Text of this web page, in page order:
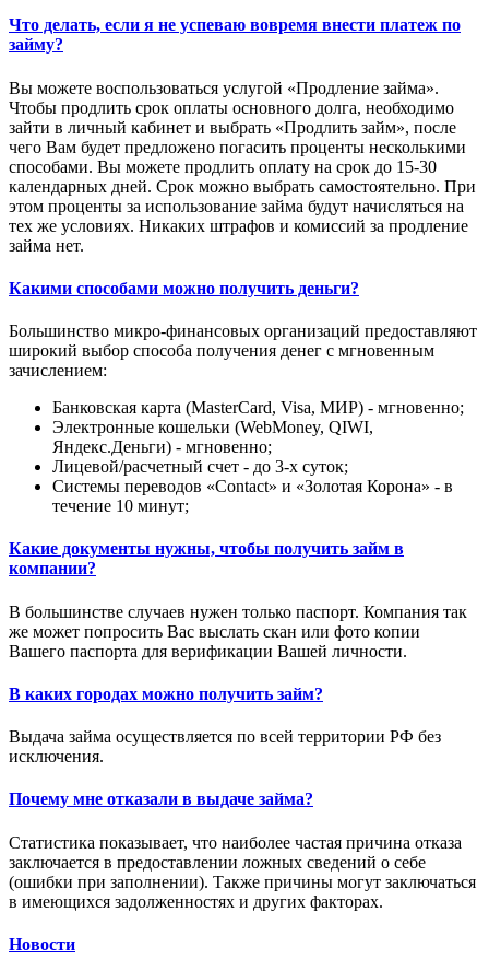
Что делать, если я не успеваю вовремя внести платеж по
займу?
Вы можете воспользоваться услугой «Продление займа».
Чтобы продлить срок оплаты основного долга, необходимо
зайти в личный кабинет и выбрать «Продлить займ», после
чего Вам будет предложено погасить проценты несколькими
способами. Вы можете продлить оплату на срок до 15-30
календарных дней. Срок можно выбрать самостоятельно. При
этом проценты за использование займа будут начисляться на
тех же условиях. Никаких штрафов и комиссий за продление
займа нет.
Какими способами можно получить деньги?
Большинство микро-финансовых организаций предоставляют
широкий выбор способа получения денег с мгновенным
зачислением:
Банковская карта (MasterCard, Visa, МИР) - мгновенно;
Электронные кошельки (WebMoney, QIWI,
Яндекс.Деньги) - мгновенно;
Лицевой/расчетный счет - до 3-х суток;
Системы переводов «Contact» и «Золотая Корона» - в
течение 10 минут;
Какие документы нужны, чтобы получить займ в
компании?
В большинстве случаев нужен только паспорт. Компания так
же может попросить Вас выслать скан или фото копии
Вашего паспорта для верификации Вашей личности.
В каких городах можно получить займ?
Выдача займа осуществляется по всей территории РФ без
исключения.
Почему мне отказали в выдаче займа?
Статистика показывает, что наиболее частая причина отказа
заключается в предоставлении ложных сведений о себе
(ошибки при заполнении). Также причины могут заключаться
в имеющихся задолженностях и других факторах.
Новости